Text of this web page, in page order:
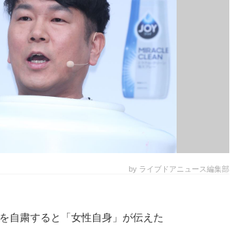
by ライブドアニュース編集部
自粛すると「女性自身」が伝えた